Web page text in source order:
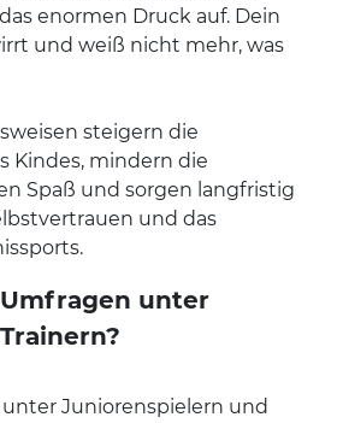
enormen Druck auf. Dein
und weiß nicht mehr, was
steigern die
Kindes, mindern die
Spaß und sorgen langfristig
und das
unter
Juniorenspielern und